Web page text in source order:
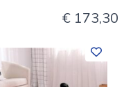
€ 173,30